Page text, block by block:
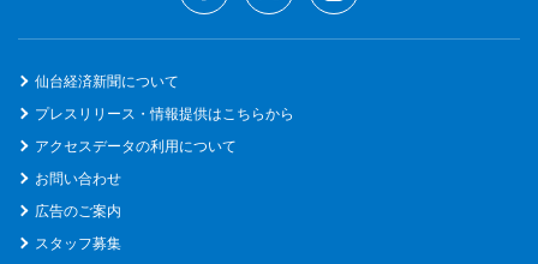
仙台経済新聞について
プレスリリース・情報提供はこちらから
アクセスデータの利用について
お問い合わせ
広告のご案内
スタッフ募集